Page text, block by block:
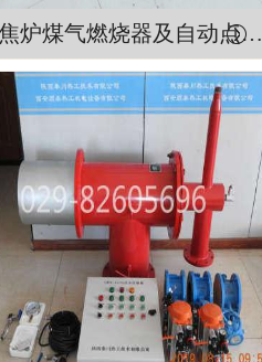
焦炉煤气燃烧器及自动点火装置整套配置